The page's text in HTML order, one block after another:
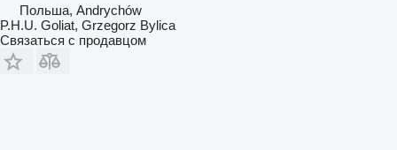
Польша, Andrychów
P.H.U. Goliat, Grzegorz Bylica
Связаться с продавцом